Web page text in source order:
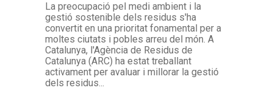
La preocupació pel medi ambient i la
gestió sostenible dels residus s'ha
convertit en una prioritat fonamental per a
moltes ciutats i pobles arreu del món. A
Catalunya, l'Agència de Residus de
Catalunya (ARC) ha estat treballant
activament per avaluar i millorar la gestió
dels residus...